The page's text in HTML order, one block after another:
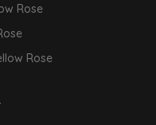
Rose
Rose